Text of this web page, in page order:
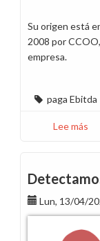
Su origen está
2008 por
empresa.
paga Ebitda
Lee más
mil
y
en
Lun, 13/04/